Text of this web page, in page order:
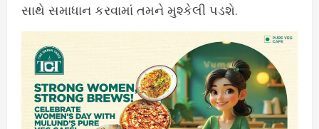
સાથે સમાધાન કરવામાં તમને મુશ્કેલી પડશે.